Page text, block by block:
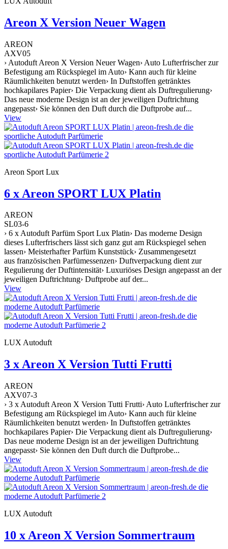
Areon X Version Neuer Wagen
AREON
AXV05
› Autoduft Areon X Version Neuer Wagen› Auto Lufterfrischer zur
Befestigung am Rückspiegel im Auto› Kann auch für kleine
Räumlichkeiten benutzt werden› In Duftstoffen getränktes
hochkapilares Papier› Die Verpackung dient als Duftregulierung›
Das neue moderne Design ist an der jeweiligen Duftrichtung
angepasst› Sie können den Duft durch die Duftprobe auf...
View
Areon Sport Lux
6 x Areon SPORT LUX Platin
AREON
SL03-6
› 6 x Autoduft Parfüm Sport Lux Platin› Das moderne Design
dieses Lufterfrischers lässt sich ganz gut am Rückspiegel sehen
lassen› Meisterhafter Parfüm Kunststück› Zusammengesetzt
aus französischen Parfümessenzen› Duftverpackung dient zur
Regulierung der Duftintensität› Luxuriöses Design angepasst an der
jeweiligen Duftrichtung› Duftprobe auf der...
View
LUX Autoduft
3 x Areon X Version Tutti Frutti
AREON
AXV07-3
› 3 x Autoduft Areon X Version Tutti Frutti› Auto Lufterfrischer zur
Befestigung am Rückspiegel im Auto› Kann auch für kleine
Räumlichkeiten benutzt werden› In Duftstoffen getränktes
hochkapilares Papier› Die Verpackung dient als Duftregulierung›
Das neue moderne Design ist an der jeweiligen Duftrichtung
angepasst› Sie können den Duft durch die Duftprobe...
View
LUX Autoduft
10 x Areon X Version Sommertraum